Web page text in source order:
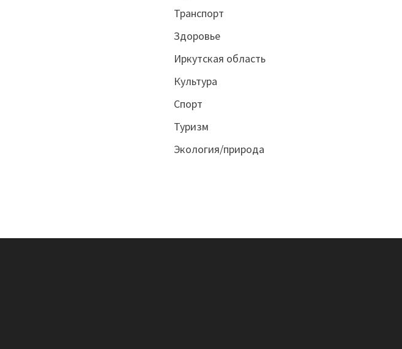
Транспорт
Здоровье
Иркутская область
Культура
Спорт
Туризм
Экология/природа